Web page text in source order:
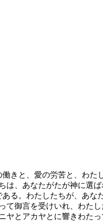
きと、愛の労苦と、わた
、あなたがたが神に選ば
る。わたしたちが、あな
御言を受けいれ、わたし
とアカヤとに響きわた